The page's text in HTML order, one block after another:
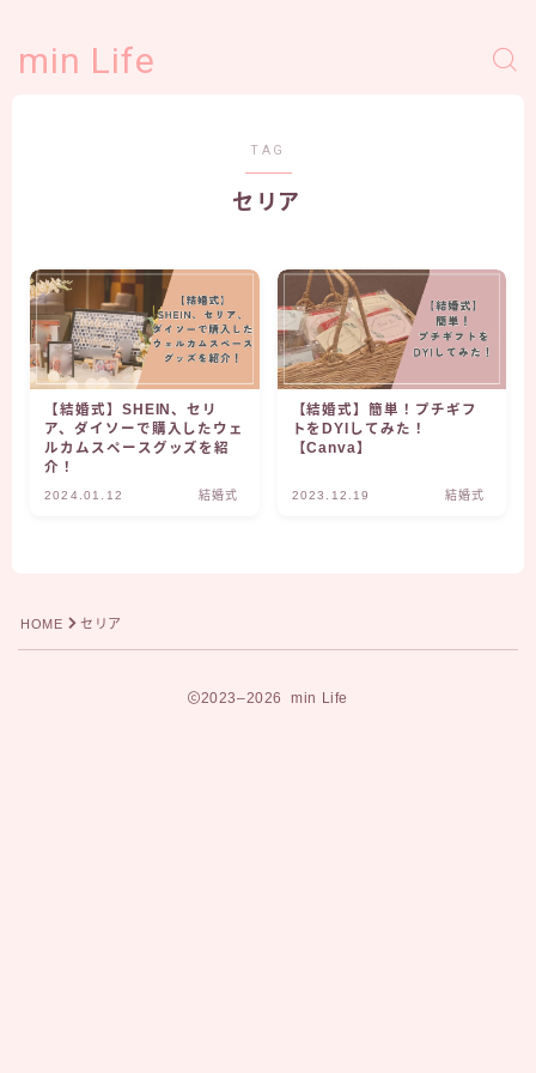
min Life
TAG
セリア
【結婚式】SHEIN、セリ
ア、ダイソーで購入したウェ
ルカムスペースグッズを紹
介！
2024.01.12 結婚式
【結婚式】簡単！プチギフ
トをDYIしてみた！
【Canva】
2023.12.19 結婚式
HOME セリア
2023–2026 min Life